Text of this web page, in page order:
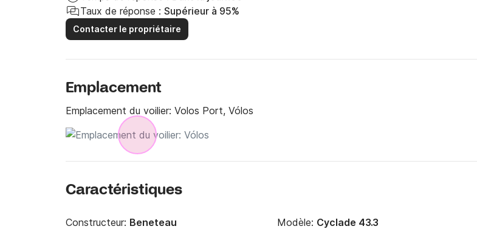
Taux de réponse : Supérieur à 95%
Contacter le propriétaire
Emplacement
Emplacement du voilier: Volos Port, Vólos
Caractéristiques
Constructeur: Beneteau Modèle: Cyclade 43.3